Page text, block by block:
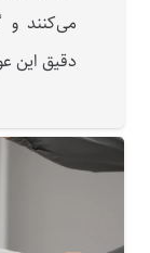
می‌کنند و
دقیق این